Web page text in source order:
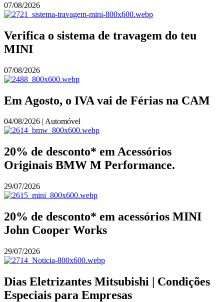
07/08/2026
Verifica o sistema de travagem do teu
MINI
07/08/2026
Em Agosto, o IVA vai de Férias na CAM
04/08/2026 | Automóvel
20% de desconto* em Acessórios
Originais BMW M Performance.
29/07/2026
20% de desconto* em acessórios MINI
John Cooper Works
29/07/2026
Dias Eletrizantes Mitsubishi | Condições
Especiais para Empresas